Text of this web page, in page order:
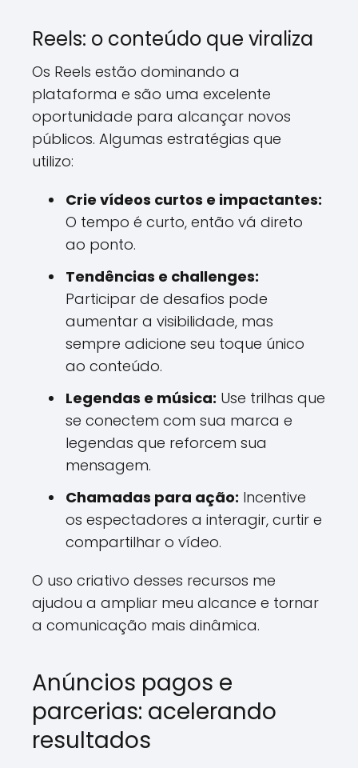
Reels: o conteúdo que viraliza
Os Reels estão dominando a
plataforma e são uma excelente
oportunidade para alcançar novos
públicos. Algumas estratégias que
utilizo:
Crie vídeos curtos e impactantes:
O tempo é curto, então vá direto
ao ponto.
Tendências e challenges:
Participar de desafios pode
aumentar a visibilidade, mas
sempre adicione seu toque único
ao conteúdo.
Legendas e música: Use trilhas que
se conectem com sua marca e
legendas que reforcem sua
mensagem.
Chamadas para ação: Incentive
os espectadores a interagir, curtir e
compartilhar o vídeo.
O uso criativo desses recursos me
ajudou a ampliar meu alcance e tornar
a comunicação mais dinâmica.
Anúncios pagos e
parcerias: acelerando
resultados